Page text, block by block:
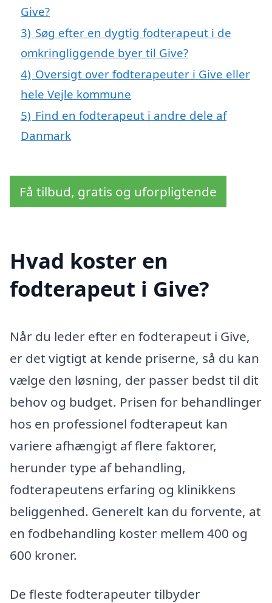
Give?
3) Søg efter en dygtig fodterapeut i de
omkringliggende byer til Give?
4) Oversigt over fodterapeuter i Give eller
hele Vejle kommune
5) Find en fodterapeut i andre dele af
Danmark
Få tilbud, gratis og uforpligtende
Hvad koster en
fodterapeut i Give?
Når du leder efter en fodterapeut i Give,
er det vigtigt at kende priserne, så du kan
vælge den løsning, der passer bedst til dit
behov og budget. Prisen for behandlinger
hos en professionel fodterapeut kan
variere afhængigt af flere faktorer,
herunder type af behandling,
fodterapeutens erfaring og klinikkens
beliggenhed. Generelt kan du forvente, at
en fodbehandling koster mellem 400 og
600 kroner.
De fleste fodterapeuter tilbyder